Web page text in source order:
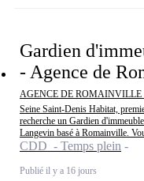
Gardien
- Agence de
AGENCE DE
Seine Saint-Denis Habitat,
recherche un Gardien
Langevin basé à Romainville.
CDD - Temps plein
Publié il y a 16 jours